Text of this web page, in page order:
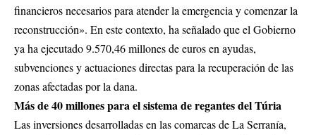
financieros necesarios para atender la emergencia y comenzar la
reconstrucción». En este contexto, ha señalado que el Gobierno
ya ha ejecutado 9.570,46 millones de euros en ayudas,
subvenciones y actuaciones directas para la recuperación de las
zonas afectadas por la dana.
Más de 40 millones para el sistema de regantes del Túria
Las inversiones desarrolladas en las comarcas de La Serranía,